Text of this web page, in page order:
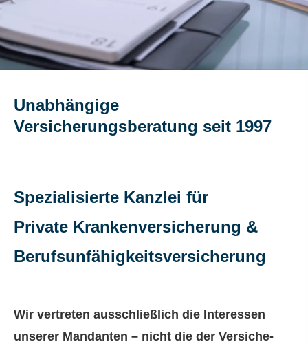
Unabhängige
Versicherungsberatung seit 1997
Spezialisierte Kanzlei für
Private Kranken­ver­si­che­rung &
Berufs­unfähig­keitsversicherung
Wir vertreten ausschließlich die Interessen
unserer Mandanten – nicht die der Ver­si­che­